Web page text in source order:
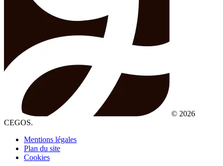
© 2026
CEGOS.
Mentions légales
Plan du site
Cookies